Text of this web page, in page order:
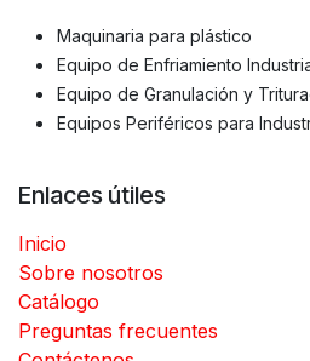
Maquinaria para plástico
Equipo de Enfriamiento
Equipo de Granulación y
Equipos Periféricos para
Enlaces útiles
Inicio
Sobre nosotros
Catálogo
Preguntas frecuentes